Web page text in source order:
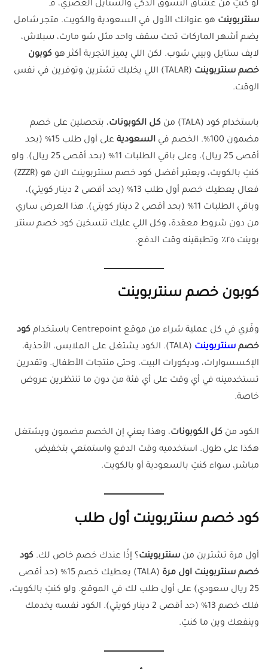
لو كنتِ من عشاق التسوق الذكي والستايل العصري، فـ
سنتربوينت هو عنوانك الأول في السعودية والكويت. متجر شامل
يضم أشهر الماركات تحت سقف واحد مثل شو مارت، سبلاش،
لايف ستايل وبيبي شوب. لكن اللي يميز التجربة أكثر هو كوبون
خصم سنتربوينت
(TALAR) اللي يخليك تشترين وتوفرين في نفس
الوقت.
باستخدام كود (TALA) من كل الكوبونات، بتحصلين على خصم
مضمون 100%. الخصم في
السعودية
على أول طلب 15% (بحد
أقصى 25 ريال)، وعلى باقي الطلبات 11% (بحد أقصى 25 ريال). ولو
كنتِ بالكويت، ويعتبر أفضل كود خصم سنتربوينت الان هو (ZZZR)
فعال يعطيك خصم أول طلب 13% (بحد أقصى 2 دينار كويتي)،
وباقي الطلبات 11% (بحد أقصى 2 دينار كويتي). هذا العرض ساري
من دون شروط معقدة، وكل اللي عليك تنسخين كود خصم سنتر
بوينت ٢٥٪ وتطبقينه وقت الدفع.
كوبون خصم سنتربوينت
وفّري في كل عملية شراء من موقع Centrepoint باستخدام
كود
خصم سنتربوينت
(TALA). الكود يشتغل على الملابس، الأحذية،
الإكسسوارات، وديكورات البيت، وحتى منتجات الأطفال. وتقدرين
تستخدمينه في أي وقت على أي فئة من دون ما تنتظرين عروض
خاصة.
الكود من كل الكوبونات، وهذا يعني إن الخصم مضمون ويشتغل
هكذا على طول. استخدميه وقت الدفع واستمتعي بتخفيض
مباشر، سواء كنتِ بالسعودية أو بالكويت.
كود خصم سنتربوينت أول طلب
أول مرة تشترين من سنتربوينت؟ إذًا عندك خصم خاص لك. كود
خصم سنتربوينت اول مرة
(TALA) يعطيك خصم 15% (حد أقصى
25 ريال سعودي) على أول طلب لك في الموقع. ولو كنتِ بالكويت،
فلك خصم 13% (حد أقصى 2 دينار كويتي). الكود نفسه يخدمك
وينفعك وين ما كنتِ.